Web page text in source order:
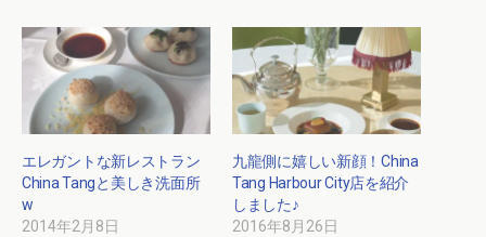
エレガントな新レストラン
China Tangと美しき洗面所
w
2014年2月8日
九龍側に嬉しい新顔！China
Tang Harbour City店を紹介
しました♪
2016年8月26日